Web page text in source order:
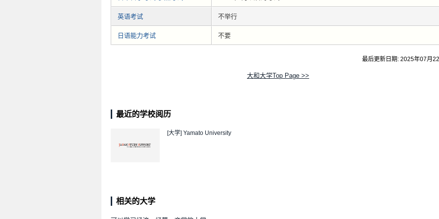
英语考试 不举行
日语能力考试 不要
最后更新日期: 2025年07月
大和大学Top Page >>
最近的学校阅历
[大学] Yamato University
相关的大学